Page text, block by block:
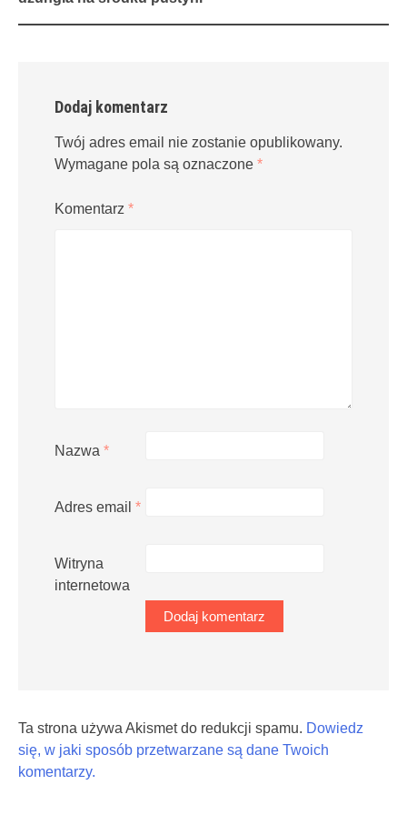
Dodaj komentarz
Twój adres email nie zostanie opublikowany.
Wymagane pola są oznaczone *
Komentarz *
Nazwa *
Adres email *
Witryna
internetowa
Ta strona używa Akismet do redukcji spamu. Dowiedz
się, w jaki sposób przetwarzane są dane Twoich
komentarzy.